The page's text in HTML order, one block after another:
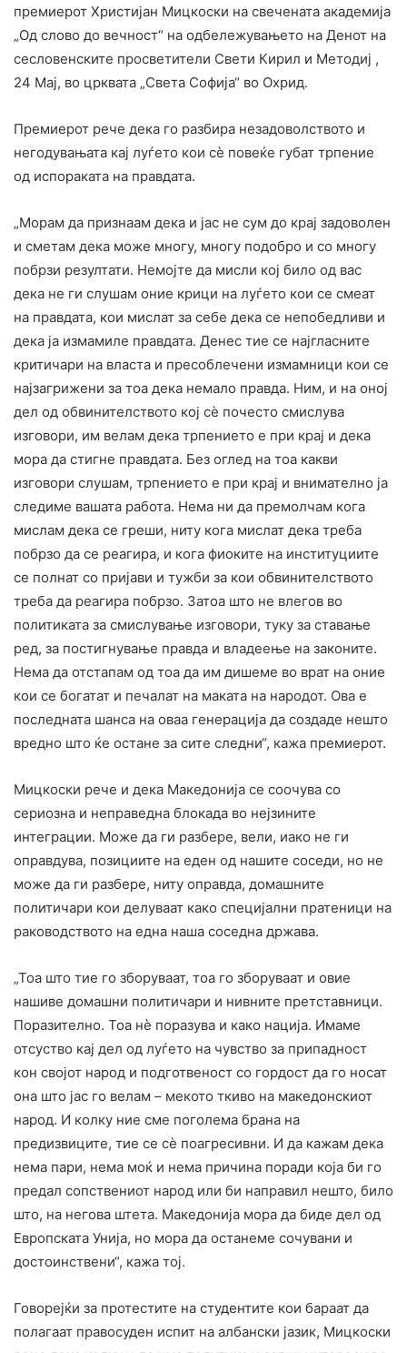
премиерот Христијан Мицкоски на свечената академија
„Од слово до вечност“ на одбележувањето на Денот на
сесловенските просветители Свети Кирил и Методиј ,
24 Мај, во црквата „Света Софија“ во Охрид.
Премиерот рече дека го разбира незадоволството и
негодувањата кај луѓето кои сè повеќе губат трпение
од испораката на правдата.
„Морам да признаам дека и јас не сум до крај задоволен
и сметам дека може многу, многу подобро и со многу
побрзи резултати. ​Немојте да мисли кој било од вас
дека не ги слушам оние крици на луѓето кои се смеат
на правдата, кои мислат за себе дека се непобедливи и
дека ја измамиле правдата. Денес тие се најгласните
критичари на власта и пресоблечени измамници кои се
најзагрижени за тоа дека немало правда. ​Ним, и на оној
дел од обвинителството кој сè почесто смислува
изговори, им велам дека трпението е при крај и дека
мора да стигне правдата. Без оглед на тоа какви
изговори слушам, трпението е при крај и внимателно ја
следиме вашата работа. Нема ни да премолчам кога
мислам дека се греши, ниту кога мислат дека треба
побрзо да се реагира, и кога фиоките на институциите
се полнат со пријави и тужби за кои обвинителството
треба да реагира побрзо. ​Затоа што не влегов во
политиката за смислување изговори, туку за ставање
ред, за постигнување правда и владеење на законите.
Нема да отстапам од тоа да им дишеме во врат на оние
кои се богатат и печалат на маката на народот. Ова е
последната шанса на оваа генерација да создаде нешто
вредно што ќе остане за сите следни“, кажа премиерот.
Мицкоски рече и дека Македонија се соочува со
сериозна и неправедна блокада во нејзините
интеграции. Може да ги разбере, вели, иако не ги
оправдува, позициите на еден од нашите соседи, но не
може да ги разбере, ниту оправда, домашните
политичари кои делуваат како специјални пратеници на
раководството на една наша соседна држава.
„Тоа што тие го зборуваат, тоа го зборуваат и овие
нашиве домашни политичари и нивните претставници.
Поразително. Тоа нè поразува и како нација. ​Имаме
отсуство кај дел од луѓето на чувство за припадност
кон својот народ и подготвеност со гордост да го носат
она што јас го велам – мекото ткиво на македонскиот
народ. И колку ние сме поголема брана на
предизвиците, тие се сè поагресивни. ​И да кажам дека
нема пари, нема моќ и нема причина поради која би го
предал сопствениот народ или би направил нешто, било
што, на негова штета. ​Македонија мора да биде дел од
Европската Унија, но мора да останеме сочувани и
достоинствени“, кажа тој.
Говорејќи за протестите на студентите кои бараат да
полагаат правосуден испит на албански јазик, Мицкоски